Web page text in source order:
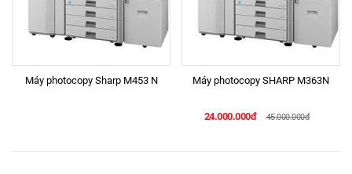
Máy photocopy Sharp M453 N Máy photocopy SHARP M363N
24.000.000đ 45.000.000đ